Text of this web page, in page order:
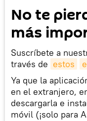
No te
más
Suscríbete a
través de estos
Ya que la
en el extranjero,
descargarla e
móvil (¡solo para